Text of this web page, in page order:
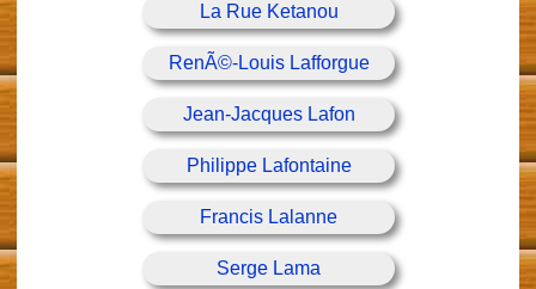
La Rue Ketanou
RenÃ©-Louis Lafforgue
Jean-Jacques Lafon
Philippe Lafontaine
Francis Lalanne
Serge Lama